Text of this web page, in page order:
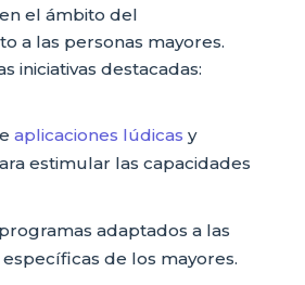
el ámbito del
a las personas mayores.
iniciativas destacadas:
aplicaciones lúdicas y
estimular las capacidades
adaptados a las
de los mayores.